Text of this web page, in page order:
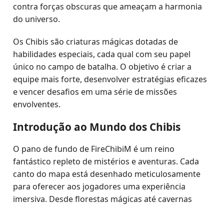
contra forças obscuras que ameaçam a harmonia
do universo.
Os Chibis são criaturas mágicas dotadas de
habilidades especiais, cada qual com seu papel
único no campo de batalha. O objetivo é criar a
equipe mais forte, desenvolver estratégias eficazes
e vencer desafios em uma série de missões
envolventes.
Introdução ao Mundo dos Chibis
O pano de fundo de FireChibiM é um reino
fantástico repleto de mistérios e aventuras. Cada
canto do mapa está desenhado meticulosamente
para oferecer aos jogadores uma experiência
imersiva. Desde florestas mágicas até cavernas